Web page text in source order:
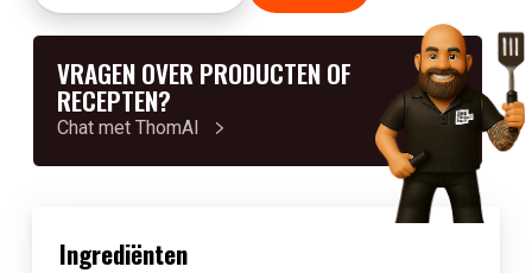
VRAGEN OVER PRODUCTEN OF
RECEPTEN?
Chat met ThomAI
Ingrediënten